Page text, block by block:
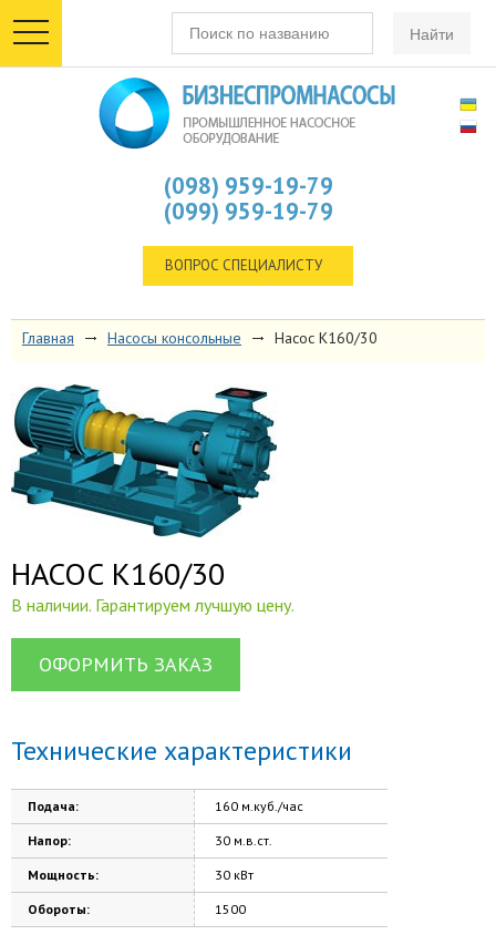
toggle
navigation
(098) 959-19-79
(099) 959-19-79
ВОПРОС СПЕЦИАЛИСТУ
Главная Насосы консольные Насос К160/30
НАСОС К160/30
В наличии. Гарантируем лучшую цену.
ОФОРМИТЬ ЗАКАЗ
Технические характеристики
Подача: 160 м.куб./час
Напор: 30 м.в.ст.
Мощность: 30 кВт
Обороты: 1500